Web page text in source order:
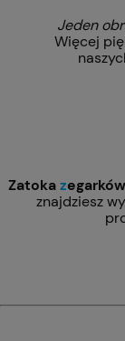
Jeden
Więcej
Zatokazegarków
znajdziesz